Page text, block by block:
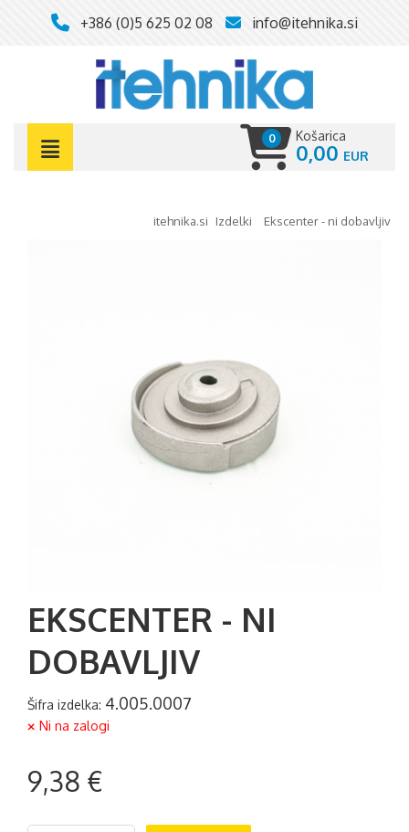
+386 (0)5 625 02 08 info@itehnika.si
Košarica
0
0,00
itehnika.si izdelki ekscenter - ni dobavljiv
EKSCENTER - NI
DOBAVLJIV
Šifra izdelka: 4.005.0007
Ni na zalogi
9,38 €